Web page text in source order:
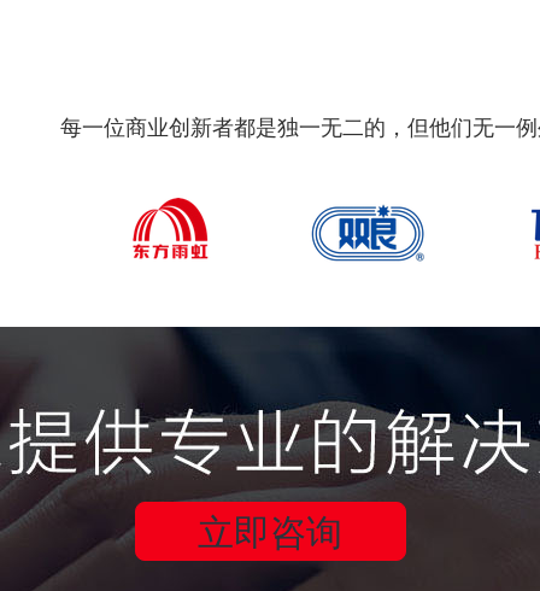
每一位商业创新者都是独一无二的，但他们无一
立即咨询